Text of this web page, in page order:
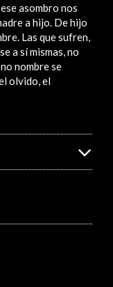
asombro nos
a hijo. De hijo
Las que sufren,
a sí mismas, no
nombre se
olvido, el